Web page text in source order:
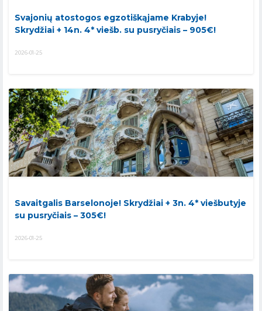
Svajonių atostogos egzotiškąjame Krabyje!
Skrydžiai + 14n. 4* viešb. su pusryčiais – 905€!
2026-01-25
Savaitgalis Barselonoje! Skrydžiai + 3n. 4* viešbutyje
su pusryčiais – 305€!
2026-01-25